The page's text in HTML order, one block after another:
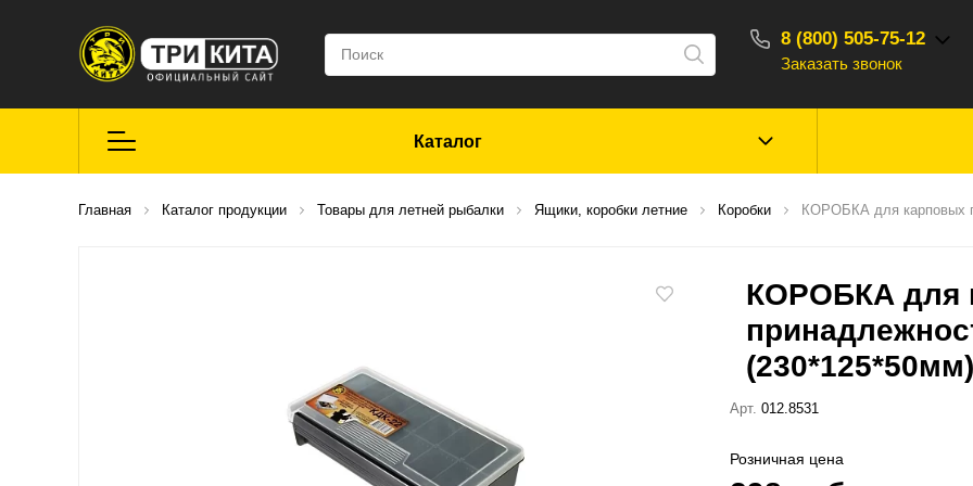
8 (800) 505-75-12
Заказать звонок
Каталог
ароматизаторы
Сторонние
Мягкие приманки
Главная Каталог продукции Товары для летней рыбалки Ящики, коробки летние Коробки КОРОБКА для карповых
КОРОБКА для
(230*125*50мм)
Арт. 012.8531
Розничная цена